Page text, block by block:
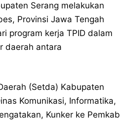
Serang melakukan
Provinsi Jawa Tengah
program kerja TPID dalam
daerah antara
(Setda) Kabupaten
Komunikasi, Informatika,
Kunker ke Pemkab